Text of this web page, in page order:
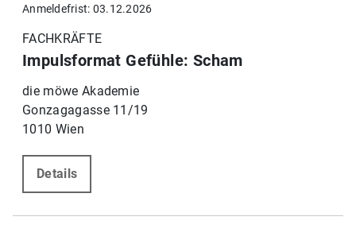
Anmeldefrist: 03.12.2026
FACHKRÄFTE
Impulsformat Gefühle: Scham
die möwe Akademie
Gonzagagasse 11/19
1010 Wien
Details